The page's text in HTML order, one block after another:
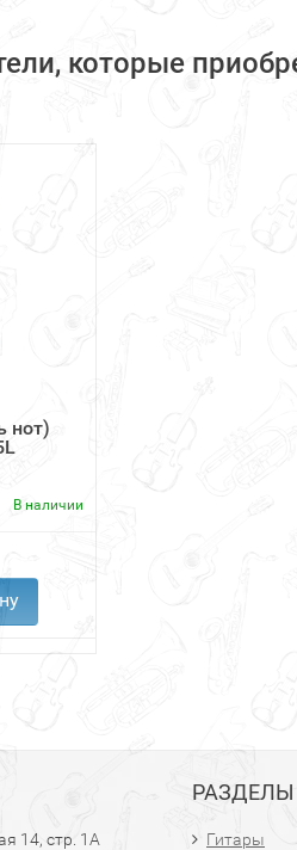
которые
нот)
В наличии
14, стр. 1А
РАЗДЕЛЫ
Гитары